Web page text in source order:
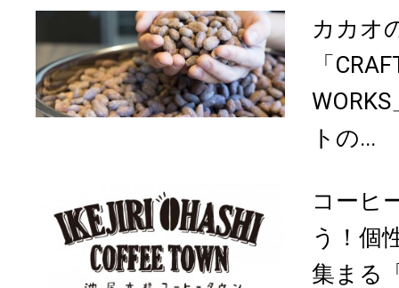
カカオ
「
トの...
コーヒ
う！個
集まる